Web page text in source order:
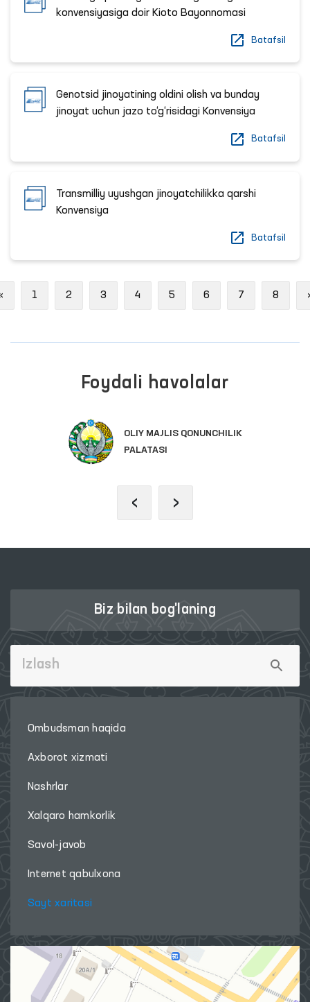
konvensiyasiga doir Kioto Bayonnomasi
Batafsil
Genotsid jinoyatining oldini olish va bunday
jinoyat uchun jazo to‘g‘risidagi Konvensiya
Batafsil
Transmilliy uyushgan jinoyatchilikka qarshi
Konvensiya
Batafsil
Previous
1 2 3 4 5 6 7 8
Foydali havolalar
OLIY MAJLIS QONUNCHILIK
PALATASI
‹ ›
Biz bilan bog'laning
Ombudsman haqida
Axborot xizmati
Nashrlar
Xalqaro hamkorlik
Savol-javob
Internet qabulxona
Sayt xaritasi